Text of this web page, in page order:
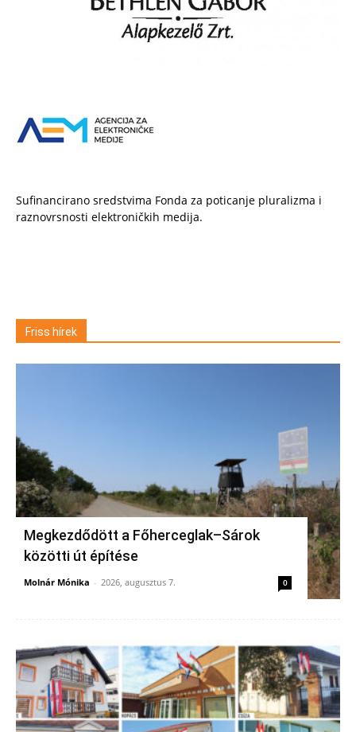
Sufinancirano sredstvima Fonda za poticanje pluralizma i
raznovrsnosti elektroničkih medija.
Friss hírek
Megkezdődött a Főherceglak–Sárok
közötti út építése
Molnár Mónika - 2026, augusztus 7. 0